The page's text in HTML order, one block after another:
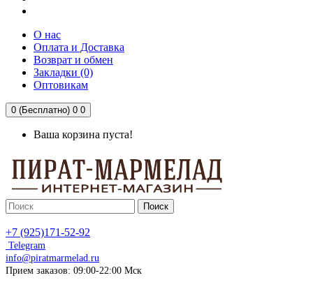
О нас
Оплата и Доставка
Возврат и обмен
Закладки (0)
Оптовикам
0 (Бесплатно) 0 0
Ваша корзина пуста!
Поиск
+7 (925)171-52-92
Telegram
info@piratmarmelad.ru
Прием заказов: 09:00-22:00 Мск